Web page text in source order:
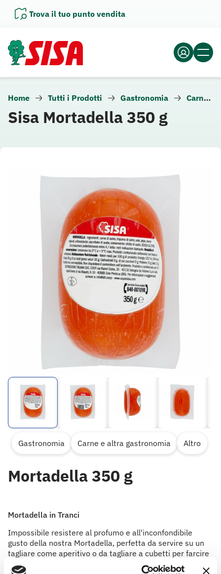
Trova il tuo punto vendita
Home Tutti i Prodotti Gastronomia Carne e altra gastronomia
Sisa Mortadella 350 g
Gastronomia Carne e altra gastronomia Altro
Mortadella 350 g
Mortadella in Tranci
Impossibile resistere al profumo e all'inconfondibile
gusto della nostra Mortadella, perfetta da servire su un
tagliare come aperitivo o da tagliare a cubetti per farcire
e rendere ancora più gustose le tue torte salate.